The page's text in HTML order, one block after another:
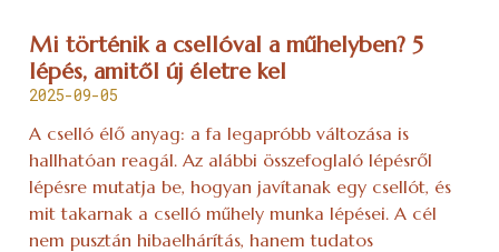
Mi történik a csellóval a műhelyben? 5
lépés, amitől új életre kel
2025-09-05
A cselló élő anyag: a fa legapróbb változása is
hallhatóan reagál. Az alábbi összefoglaló lépésről
lépésre mutatja be, hogyan javítanak egy csellót, és
mit takarnak a cselló műhely munka lépései. A cél
nem pusztán hibaelhárítás, hanem tudatos